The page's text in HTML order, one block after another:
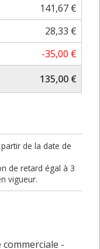
141,67 €
28,33 €
-35,00 €
135,00 €
de la date de
de retard égal à 3
vigueur.
commerciale -